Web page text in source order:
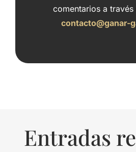
comentarios a
contacto@ganar-
Entradas